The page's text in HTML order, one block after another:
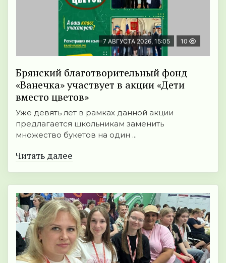
7 АВГУСТА 2026, 15:05 10
Брянский благотворительный фонд
«Ванечка» участвует в акции «Дети
вместо цветов»
Уже девять лет в рамках данной акции
предлагается школьникам заменить
множество букетов на один ...
Читать далее